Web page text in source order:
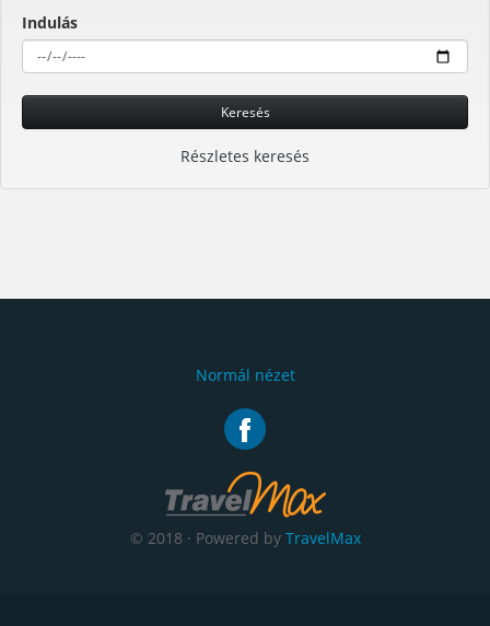
Indulás
Keresés
Részletes keresés
Normál nézet
© 2018 · Powered by TravelMax